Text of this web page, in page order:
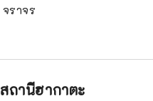
จราจร
สถานีฮากาตะ